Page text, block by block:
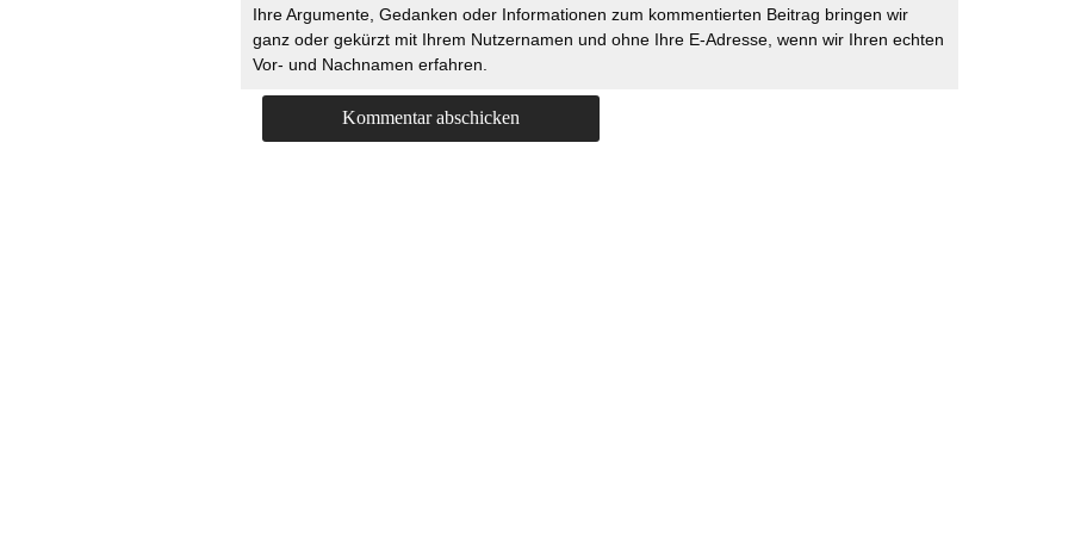
Ihre Argumente, Gedanken oder Informationen zum kommentierten Beitrag bringen wir
ganz oder gekürzt mit Ihrem Nutzernamen und ohne Ihre E-Adresse, wenn wir Ihren echten
Vor- und Nachnamen erfahren.